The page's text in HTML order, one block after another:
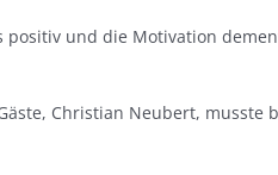
positiv und die Motivation
Christian Neubert, musste